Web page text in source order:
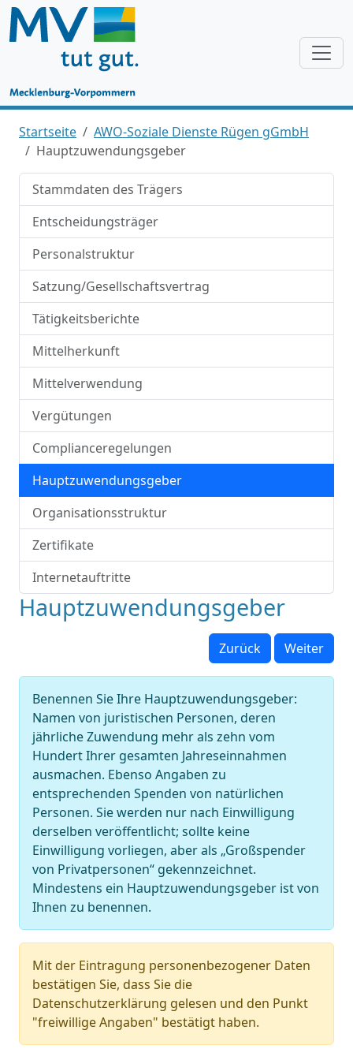
Startseite
AWO-Soziale Dienste Rügen gGmbH
Hauptzuwendungsgeber
Stammdaten des Trägers
Entscheidungsträger
Personalstruktur
Satzung/Gesellschaftsvertrag
Tätigkeitsberichte
Mittelherkunft
Mittelverwendung
Vergütungen
Complianceregelungen
Hauptzuwendungsgeber
Organisationsstruktur
Zertifikate
Internetauftritte
Hauptzuwendungsgeber
Zurück Weiter
Benennen Sie Ihre Hauptzuwendungsgeber:
Namen von juristischen Personen, deren
jährliche Zuwendung mehr als zehn vom
Hundert Ihrer gesamten Jahreseinnahmen
ausmachen. Ebenso Angaben zu
entsprechenden Spenden von natürlichen
Personen. Sie werden nur nach Einwilligung
derselben veröffentlicht; sollte keine
Einwilligung vorliegen, aber als „Großspender
von Privatpersonen“ gekennzeichnet.
Mindestens ein Hauptzuwendungsgeber ist von
Ihnen zu benennen.
Mit der Eintragung personenbezogener Daten
bestätigen Sie, dass Sie die
Datenschutzerklärung gelesen und den Punkt
"freiwillige Angaben" bestätigt haben.